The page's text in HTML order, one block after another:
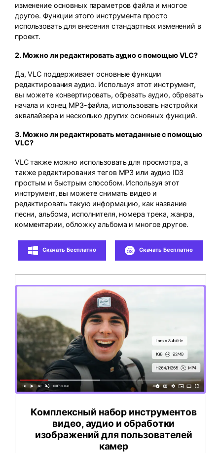
изменение основных параметров файла и многое
другое. Функции этого инструмента просто
использовать для внесения стандартных изменений в
проект.
2. Можно ли редактировать аудио с помощью VLC?
Да, VLC поддерживает основные функции
редактирования аудио. Используя этот инструмент,
вы можете конвертировать, обрезать аудио, обрезать
начала и конец MP3-файла, использовать настройки
эквалайзера и несколько других основных функций.
3. Можно ли редактировать метаданные с помощью
VLC?
VLC также можно использовать для просмотра, а
также редактирования тегов MP3 или аудио ID3
простым и быстрым способом. Используя этот
инструмент, вы можете снимать видео и
редактировать такую информацию, как название
песни, альбома, исполнителя, номера трека, жанра,
комментарии, обложку альбома и многое другое.
Скачать Бесплатно Скачать Бесплатно
Комплексный набор инструментов
видео, аудио и обработки
изображений для пользователей
камер